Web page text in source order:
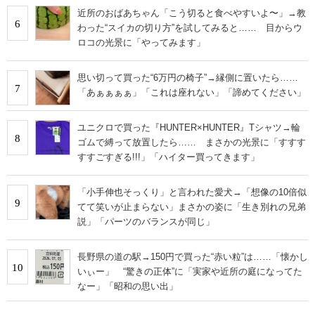
6
近所のおばあちゃん「こう切ると食べやすいよ〜」→教
わった“スイカの切り方”を試してみると…… 目からウ
ロコの光景に「やってみます」
7
思い切って買った“6万円の椅子”→縁側に置いたら……
「あぁぁぁぁ」「これは座れない」「諦めてください」
8
ユニクロで買った『HUNTER×HUNTER』Tシャツ→輪
ゴムで縛って放置したら…… まさかの光景に「すすす
すすごすぎる!!!」「ハイター買ってきます」
9
「小手伸也そっくり」と言われた愛犬→「想像の10倍似
てて笑いが止まらない」まさかの姿に「生き別れの兄弟
説」「パーツのバランスが同じ」
10
長野県の道の駅→150円で買った“赤い粒”は……「懐かし
いぃー」 “驚きの正体”に「実家や近所の庭になってた
なー」「昭和の思い出」